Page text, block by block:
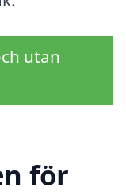
utan
för